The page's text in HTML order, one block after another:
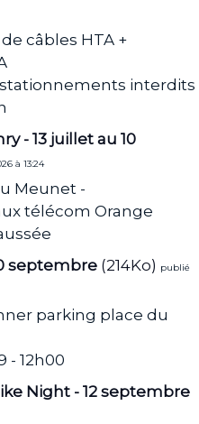
câbles HTA +
interdits
- 13 juillet au 10
à 13:24
Meunet -
télécom Orange
septembre (214Ko) publié
parking place du
- 12h00
Night - 12 septembre